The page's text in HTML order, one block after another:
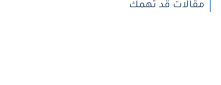
مقالات قد تهمك